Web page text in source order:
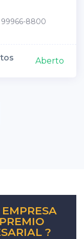
99966-8800
Aberto
?